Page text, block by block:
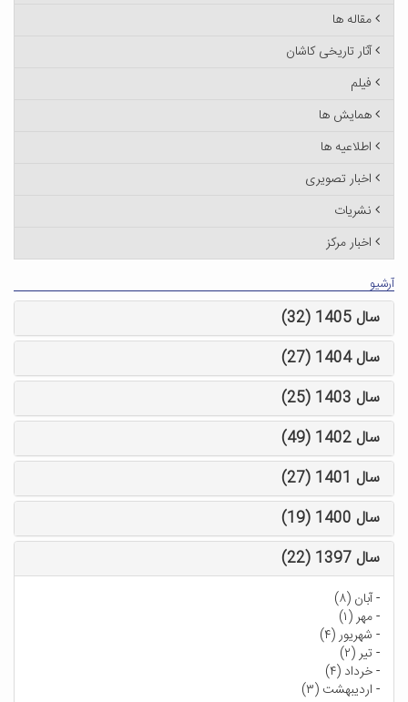
مقاله ها
آثار تاریخی کاشان
فیلم
همایش ها
اطلاعیه ها
اخبار تصویری
نشریات
اخبار مرکز
آرشیو
سال 1405 (32)
سال 1404 (27)
سال 1403 (25)
سال 1402 (49)
سال 1401 (27)
سال 1400 (19)
سال 1397 (22)
-آبان (۸)
-مهر (۱)
- شهریور (۴)
-تیر (۲)
-خرداد (۴)
- اردیبهشت (۳)